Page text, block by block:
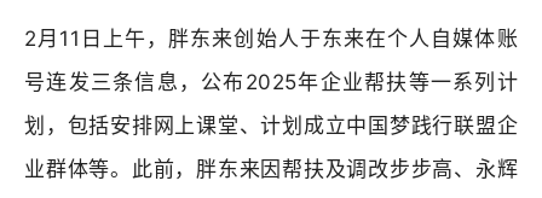
2月11日上午，胖东来创始人于东来在个人自媒体账
号连发三条信息，公布2025年企业帮扶等一系列计
划，包括安排网上课堂、计划成立中国梦践行联盟企
业群体等。此前，胖东来因帮扶及调改步步高、永辉